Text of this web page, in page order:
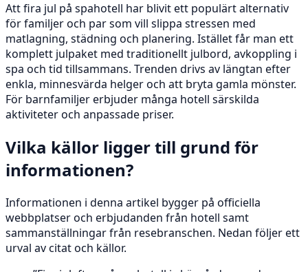
Att fira jul på spahotell har blivit ett populärt alternativ
för familjer och par som vill slippa stressen med
matlagning, städning och planering. Istället får man ett
komplett julpaket med traditionellt julbord, avkoppling i
spa och tid tillsammans. Trenden drivs av längtan efter
enkla, minnesvärda helger och att bryta gamla mönster.
För barnfamiljer erbjuder många hotell särskilda
aktiviteter och anpassade priser.
Vilka källor ligger till grund för
informationen?
Informationen i denna artikel bygger på officiella
webbplatser och erbjudanden från hotell samt
sammanställningar från resebranschen. Nedan följer ett
urval av citat och källor.